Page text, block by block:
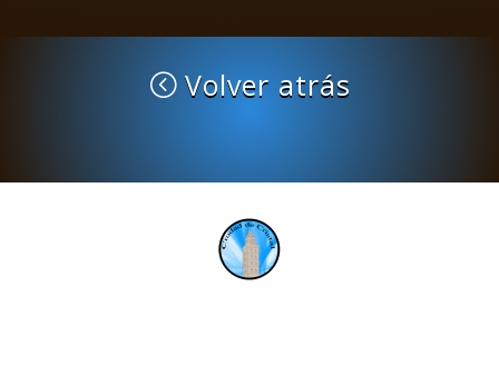
Volver atrás